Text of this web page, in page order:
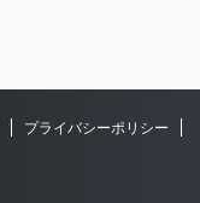
プライバシーポリシー